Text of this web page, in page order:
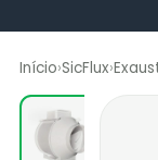
Início›SicFlux›